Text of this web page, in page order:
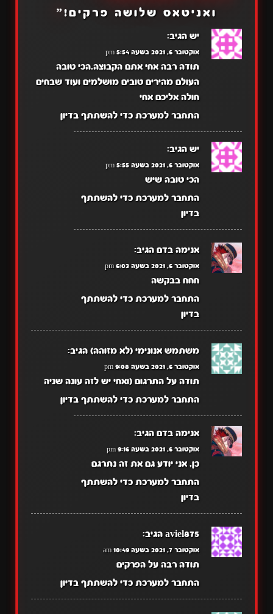
ואניטאס שלושה פרקים! ”
יש הגיב:
אוקטובר 6, 2021 בשעה 5:54 pm
תודה רבה אחי אתם הקבוצה.הכי טובה
העולם מהירים טובים מושלמים ועוד שבחים
חולה אליכם אחי
התחבר למערכת כדי להשתתף בדיון
יש הגיב:
אוקטובר 6, 2021 בשעה 5:55 pm
הכי טובה שיש
התחבר למערכת כדי להשתתף
בדיון
אנימה בדם הגיב:
אוקטובר 6, 2021 בשעה 6:03 pm
חחח בבקשה
התחבר למערכת כדי להשתתף
בדיון
משתמש אנונימי (לא מזוהה) הגיב:
אוקטובר 6, 2021 בשעה 9:08 pm
תודה על התרגום (ואחי יש לזה עונה שניה
התחבר למערכת כדי להשתתף בדיון
אנימה בדם הגיב:
אוקטובר 6, 2021 בשעה 9:16 pm
כן, אני יודע גם את זה נתרגם
התחבר למערכת כדי להשתתף
בדיון
aviel875 הגיב:
אוקטובר 7, 2021 בשעה 10:49 am
תודה רבה על הפרקים
התחבר למערכת כדי להשתתף בדיון